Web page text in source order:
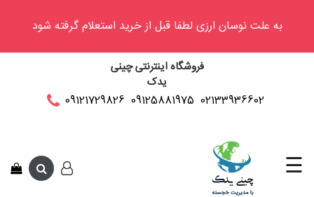
به علت نوسان ارزی لطفا قبل از خرید استعلام گرفته شود
فروشگاه اینترنتی چینی
یدک
02133936602
09125881975
09121729826
وینگل
سی
کاپرا
☰